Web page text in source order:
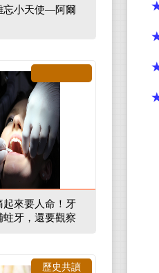
★
★
★
★
忘小天使—阿爾
起來要人命！牙
牙，還要觀察
歷史共讀